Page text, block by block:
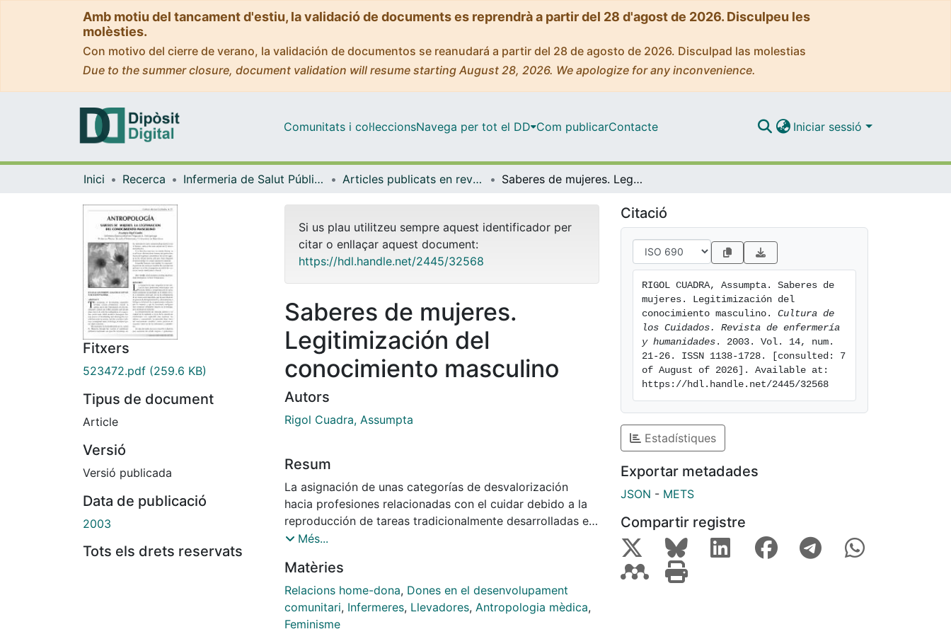
Amb motiu del tancament d'estiu, la validació de documents es reprendrà a partir del 28 d'agost de 2026. Disculpeu les
molèsties.
Con motivo del cierre de verano, la validación de documentos se reanudará a partir del 28 de agosto de 2026. Disculpad las molestias
Due to the summer closure, document validation will resume starting August 28, 2026. We apologize for any inconvenience.
Comunitats i col·leccionsNavega per tot el DD Com publicarContacte Iniciar sessió
Inici Recerca Infermeria de Salut Pública, Salut Mental i Maternoinfantil Articles publicats en revistes (Infermeria de Salut Pública, Salut mental i Maternoinfantil) Saberes de mujeres. Legitimización del conocimiento masculino
Fitxers
523472.pdf (259.6 KB)
Tipus de document
Article
Versió
Versió publicada
Data de publicació
2003
Tots els drets reservats
Si us plau utilitzeu sempre aquest identificador per
citar o enllaçar aquest document:
https://hdl.handle.net/2445/32568
Saberes de mujeres.
Legitimización del
conocimiento masculino
Autors
Rigol Cuadra, Assumpta
Resum
La asignación de unas categorías de desvalorización
hacia profesiones relacionadas con el cuidar debido a la
reproducción de tareas tradicionalmente desarrolladas en
el ámbito privado y doméstico, tiene que ver con la
necesitado de un proceso de deslegitimización y
silenciamiento a lo largo de la historia de las aportaciones
realizadas por las mujeres y que ha necesitado configurar
unos supuestos arbitrarios basados en la biología, para
Més...
Matèries
Relacions home-dona, Dones en el desenvolupament
comunitari, Infermeres, Llevadores, Antropologia mèdica,
Feminisme
Citació
RIGOL CUADRA, Assumpta. Saberes de
mujeres. Legitimización del
conocimiento masculino. Cultura de
los Cuidados. Revista de enfermería
y humanidades . 2003. Vol. 14, num.
21-26. ISSN 1138-1728. [consulted: 7
of August of 2026]. Available at:
https://hdl.handle.net/2445/32568
Estadístiques
Exportar metadades
JSON - METS
Compartir registre